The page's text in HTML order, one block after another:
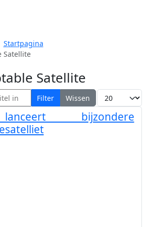
Startpagina
Satellite
Satellite
in Filter Wissen Toon #
bijzondere